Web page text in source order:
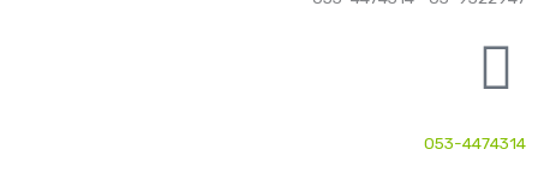
053-4474314